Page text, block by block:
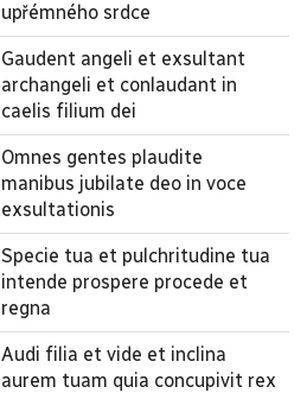
upřémného srdce
Gaudent angeli et exsultant
archangeli et conlaudant in
caelis filium dei
Omnes gentes plaudite
manibus jubilate deo in voce
exsultationis
Specie tua et pulchritudine tua
intende prospere procede et
regna
Audi filia et vide et inclina
aurem tuam quia concupivit rex